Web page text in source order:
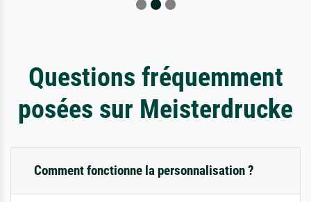
Questions fréquemment
posées sur Meisterdrucke
Comment fonctionne la personnalisation ?